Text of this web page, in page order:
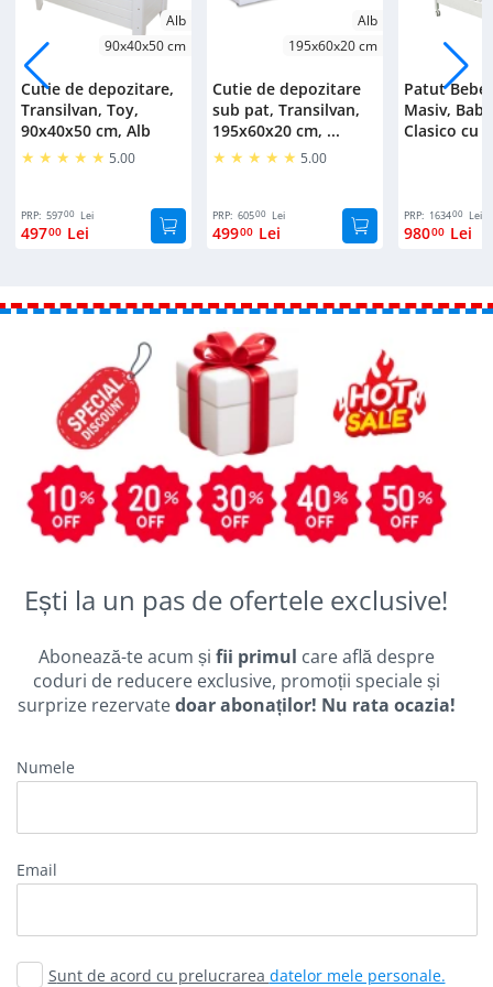
Alb
90x40x50 cm
Cutie de depozitare,
Transilvan, Toy,
90x40x50 cm, Alb
5.00
PRP: 59700 Lei
49700 Lei
Alb
195x60x20 cm
Cutie de depozitare
sub pat, Transilvan,
195x60x20 cm, ...
5.00
PRP: 60500 Lei
49900 Lei
Patut
Masiv,
Clasico cu
PRP: 163400 Lei
98000 Lei
Ești la un pas de ofertele exclusive!
Abonează-te acum și fii primul care află despre
coduri de reducere exclusive, promoții speciale și
surprize rezervatedoar abonaților! Nu rata ocazia!
Numele
email
Sunt de acord cu prelucrarea datelor mele personale.